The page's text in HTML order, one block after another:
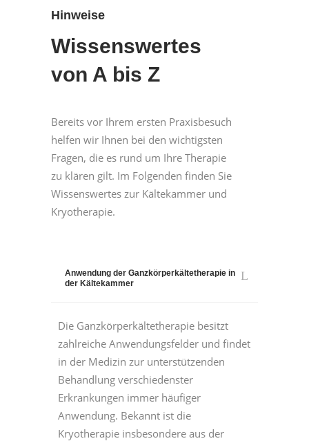
Hinweise
Wissenswertes
von A bis Z
Bereits vor Ihrem ersten Praxisbesuch
helfen wir Ihnen bei den wichtigsten
Fragen, die es rund um Ihre Therapie
zu klären gilt. Im Folgenden finden Sie
Wissenswertes zur Kältekammer und
Kryotherapie.
Anwendung der Ganzkörperkältetherapie in
der Kältekammer
Die Ganzkörperkältetherapie besitzt
zahlreiche Anwendungsfelder und findet
in der Medizin zur unterstützenden
Behandlung verschiedenster
Erkrankungen immer häufiger
Anwendung. Bekannt ist die
Kryotherapie insbesondere aus der